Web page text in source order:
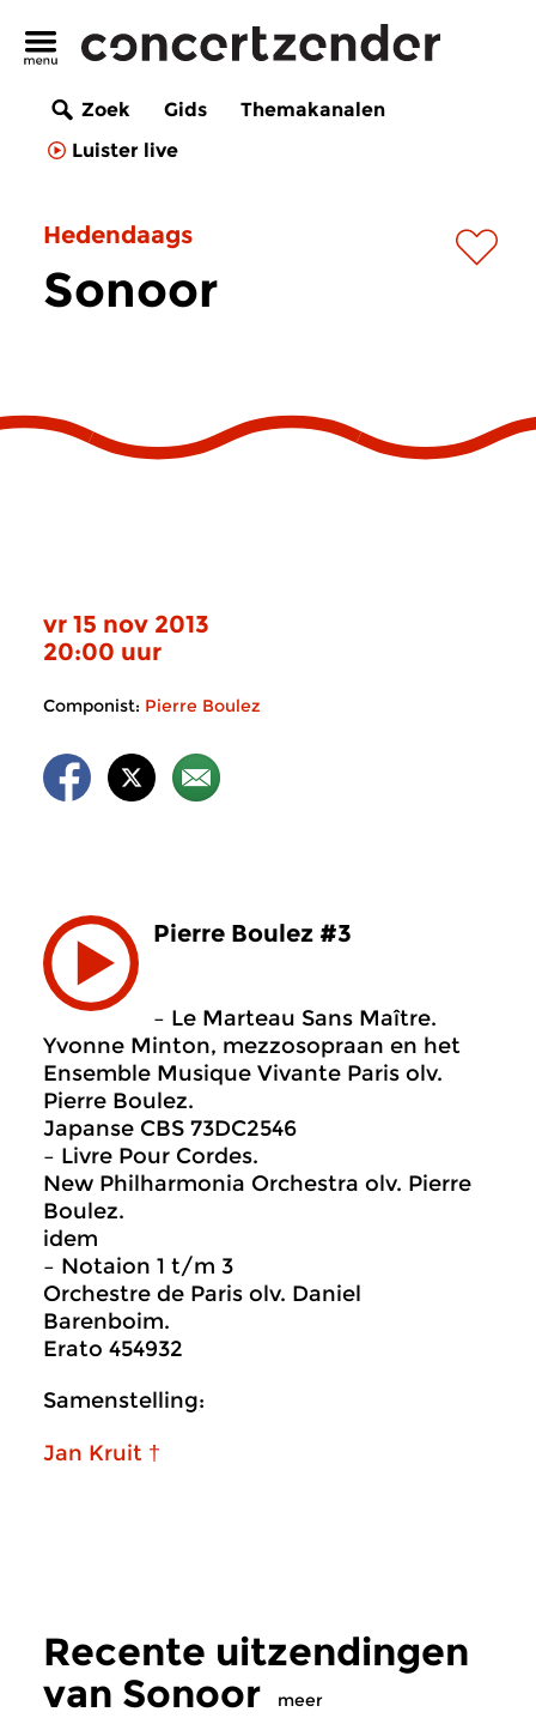
Zoek Gids
Themakanalen
Luister live
Hedendaags
Sonoor
vr 15 nov 2013
20:00 uur
Componist: Pierre Boulez
Pierre Boulez #3
– Le Marteau Sans Maître.
Yvonne Minton, mezzosopraan en het
Ensemble Musique Vivante Paris olv.
Pierre Boulez.
Japanse CBS 73DC2546
– Livre Pour Cordes.
New Philharmonia Orchestra olv. Pierre
Boulez.
idem
– Notaion 1 t/m 3
Orchestre de Paris olv. Daniel
Barenboim.
Erato 454932
Samenstelling:
Jan Kruit †
Recente uitzendingen
van Sonoor
meer